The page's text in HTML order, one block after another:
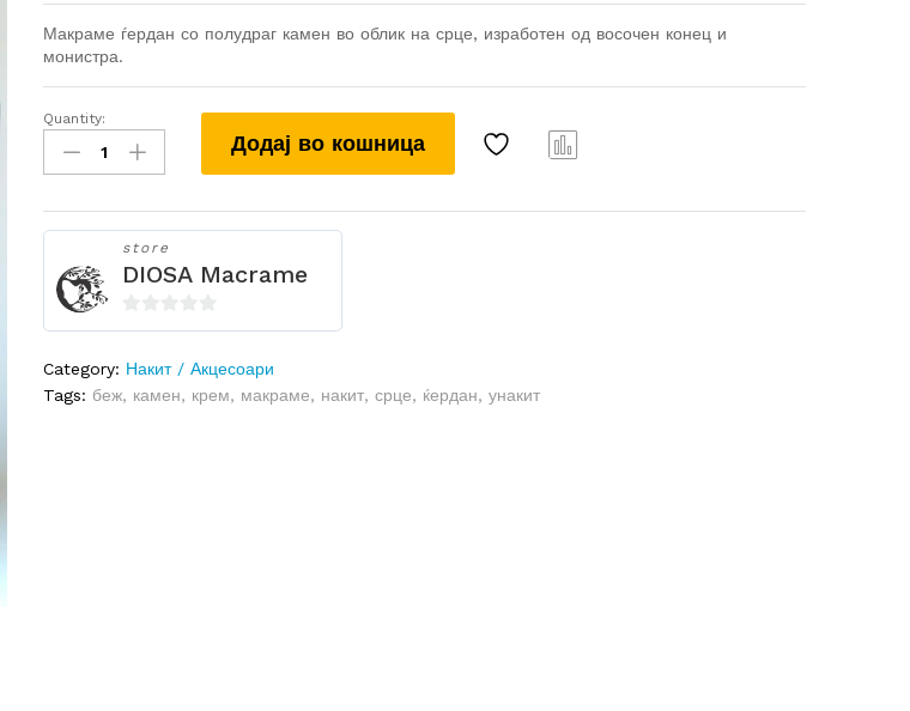
Макраме ѓердан со полудраг камен во облик на срце, изработен од восочен конец и
монистра.
Макраме
ѓердан
со
quantity
Quantity:
Додај во кошница
store
DIOSA Macrame
0
t
Category: Накит / Акцесоари
Tags: беж, камен, крем, макраме, накит,срце, ќердан,унакит